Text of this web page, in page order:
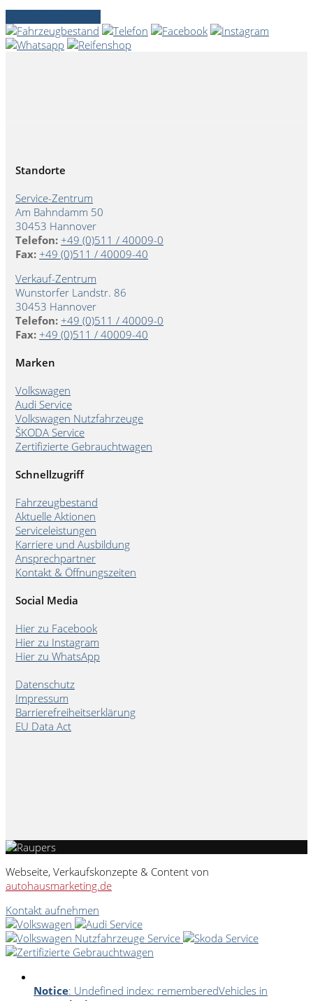
Standorte
Service-Zentrum
Am Bahndamm 50
30453 Hannover
Telefon: +49 (0)511 / 40009-0
Fax: +49 (0)511 / 40009-40
Verkauf-Zentrum
Wunstorfer Landstr. 86
30453 Hannover
Telefon: +49 (0)511 / 40009-0
Fax: +49 (0)511 / 40009-40
Marken
Volkswagen
Audi Service
Volkswagen Nutzfahrzeuge
ŠKODA Service
Zertifizierte Gebrauchtwagen
Schnellzugriff
Fahrzeugbestand
Aktuelle Aktionen
Serviceleistungen
Karriere und Ausbildung
Ansprechpartner
Kontakt & Öffnungszeiten
Social Media
Hier zu Facebook
Hier zu Instagram
Hier zu WhatsApp
Datenschutz
Impressum
Barrierefreiheitserklärung
EU Data Act
Webseite, Verkaufskonzepte & Content von
autohausmarketing.de
Kontakt aufnehmen
Notice: Undefined index: rememberedVehicles in